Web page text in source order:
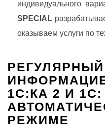
индивидуального
SPECIAL
оказываем услуги по
1С:КА 2 И
РЕЖИМЕ